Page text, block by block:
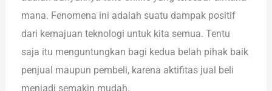
mana. Fenomena ini adalah suatu dampak positif
dari kemajuan teknologi untuk kita semua. Tentu
saja itu menguntungkan bagi kedua belah pihak baik
penjual maupun pembeli, karena aktifitas jual beli
menjadi semakin mudah.